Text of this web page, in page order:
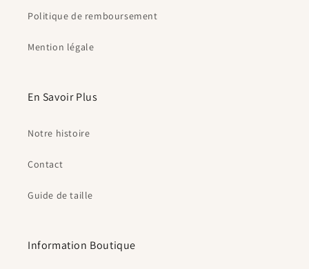
Politique de remboursement
Mention légale
En Savoir Plus
Notre histoire
Contact
Guide de taille
Information Boutique